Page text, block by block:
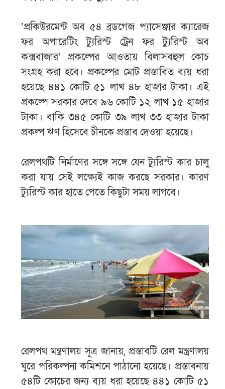
‘প্রকিউরমেন্ট অব ৫৪ ব্রডগেজ প্যাসেঞ্জার ক্যারেজ
ফর অপারেটিং ট্যুরিস্ট ট্রেন ফর ট্যুরিস্ট অব
কক্সবাজার’ প্রকল্পের আওতায় বিলাসবহুল কোচ
সংগ্রহ করা হবে। প্রকল্পের মোট প্রস্তাবিত ব্যয় ধরা
হয়েছে ৪৪১ কোটি ৫১ লাখ ৪৮ হাজার টাকা। এই
প্রকল্পে সরকার দেবে ৯৬ কোটি ১২ লাখ ১৫ হাজার
টাকা। বাকি ৩৪৫ কোটি ৩৯ লাখ ৩৩ হাজার টাকা
প্রকল্প ঋণ হিসেবে চীনকে প্রস্তাব দেওয়া হয়েছে।
রেলপথটি নির্মাণের সঙ্গে সঙ্গে যেন ট্যুরিস্ট কার চালু
করা যায় সেই লক্ষ্যেই কাজ করছে সরকার। কারণ
ট্যুরিস্ট কার হাতে পেতে কিছুটা সময় লাগবে।
রেলপথ মন্ত্রণালয় সূত্র জানায়, প্রস্তাবটি রেল মন্ত্রণালয়
ঘুরে পরিকল্পনা কমিশনে পাঠানো হয়েছে। প্রস্তাবনায়
৫৪টি কোচের জন্য ব্যয় ধরা হয়েছে ৪৪১ কোটি ৫১